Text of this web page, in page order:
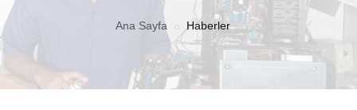
Ana Sayfa Haberler